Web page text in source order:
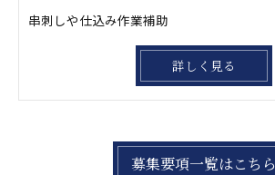
串刺しや仕込み作業補助
詳しく見る
募集要項一覧はこちら